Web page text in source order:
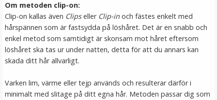
Löshårsförvaring med galge / Hair Case
149 kr
Om metoden clip-on:
Clip-on kallas även Clipseller Clip-in och fästes enkelt med
hårspännen som är fastsydda på löshåret. Det är en snabb och
enkel metod som samtidigt är skonsam mot håret eftersom
löshåret ska tas ur under natten, detta för att du annars kan
skada ditt hår allvarligt.
Varken lim, värme eller tejp används och resulterar därför i
minimalt med slitage på ditt egna hår. Metoden passar dig som